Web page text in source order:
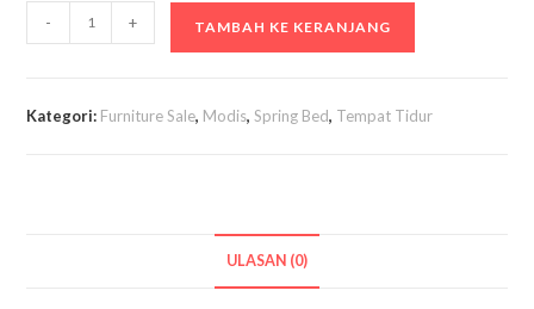
Kuantitas
Spring
- + TAMBAH KE KERANJANG
Kategori: Furniture Sale, Modis,Spring Bed, Tempat Tidur
ULASAN (0)